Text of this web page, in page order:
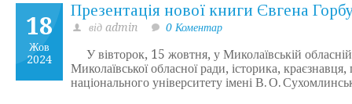
18
Жов
2024
Презентація нової книги Євгена
від admin 0 Коментар
У вівторок, 15 жовтня, у Миколаївській обласній
Миколаївської обласної ради, історика,
національного університету імені В. О.